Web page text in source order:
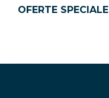
OFERTE SPECIALE